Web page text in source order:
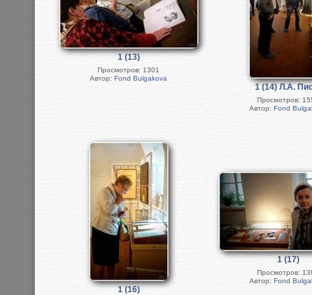
1 (13)
Просмотров: 1301
Автор: Fond Bulgakova
1 (14) Л.А.
Просмотров:
Автор: Fond
1 (16)
1 (17)
Просмотров:
Автор: Fond